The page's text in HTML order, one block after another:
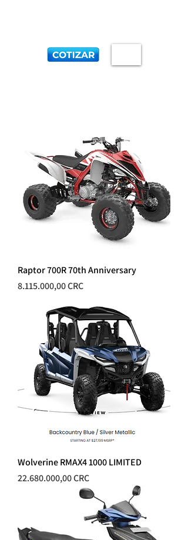
Raptor 700R 70th Anniversary
Precio
8.115.000,00 CRC
Wolverine RMAX4 1000 LIMITED
Precio
22.680.000,00 CRC